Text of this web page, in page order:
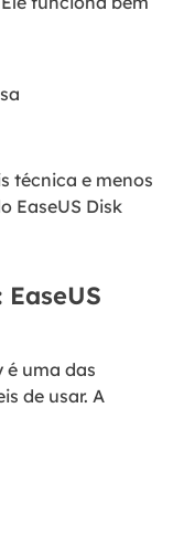
técnica e menos
EaseUS Disk
é uma das
de usar. A